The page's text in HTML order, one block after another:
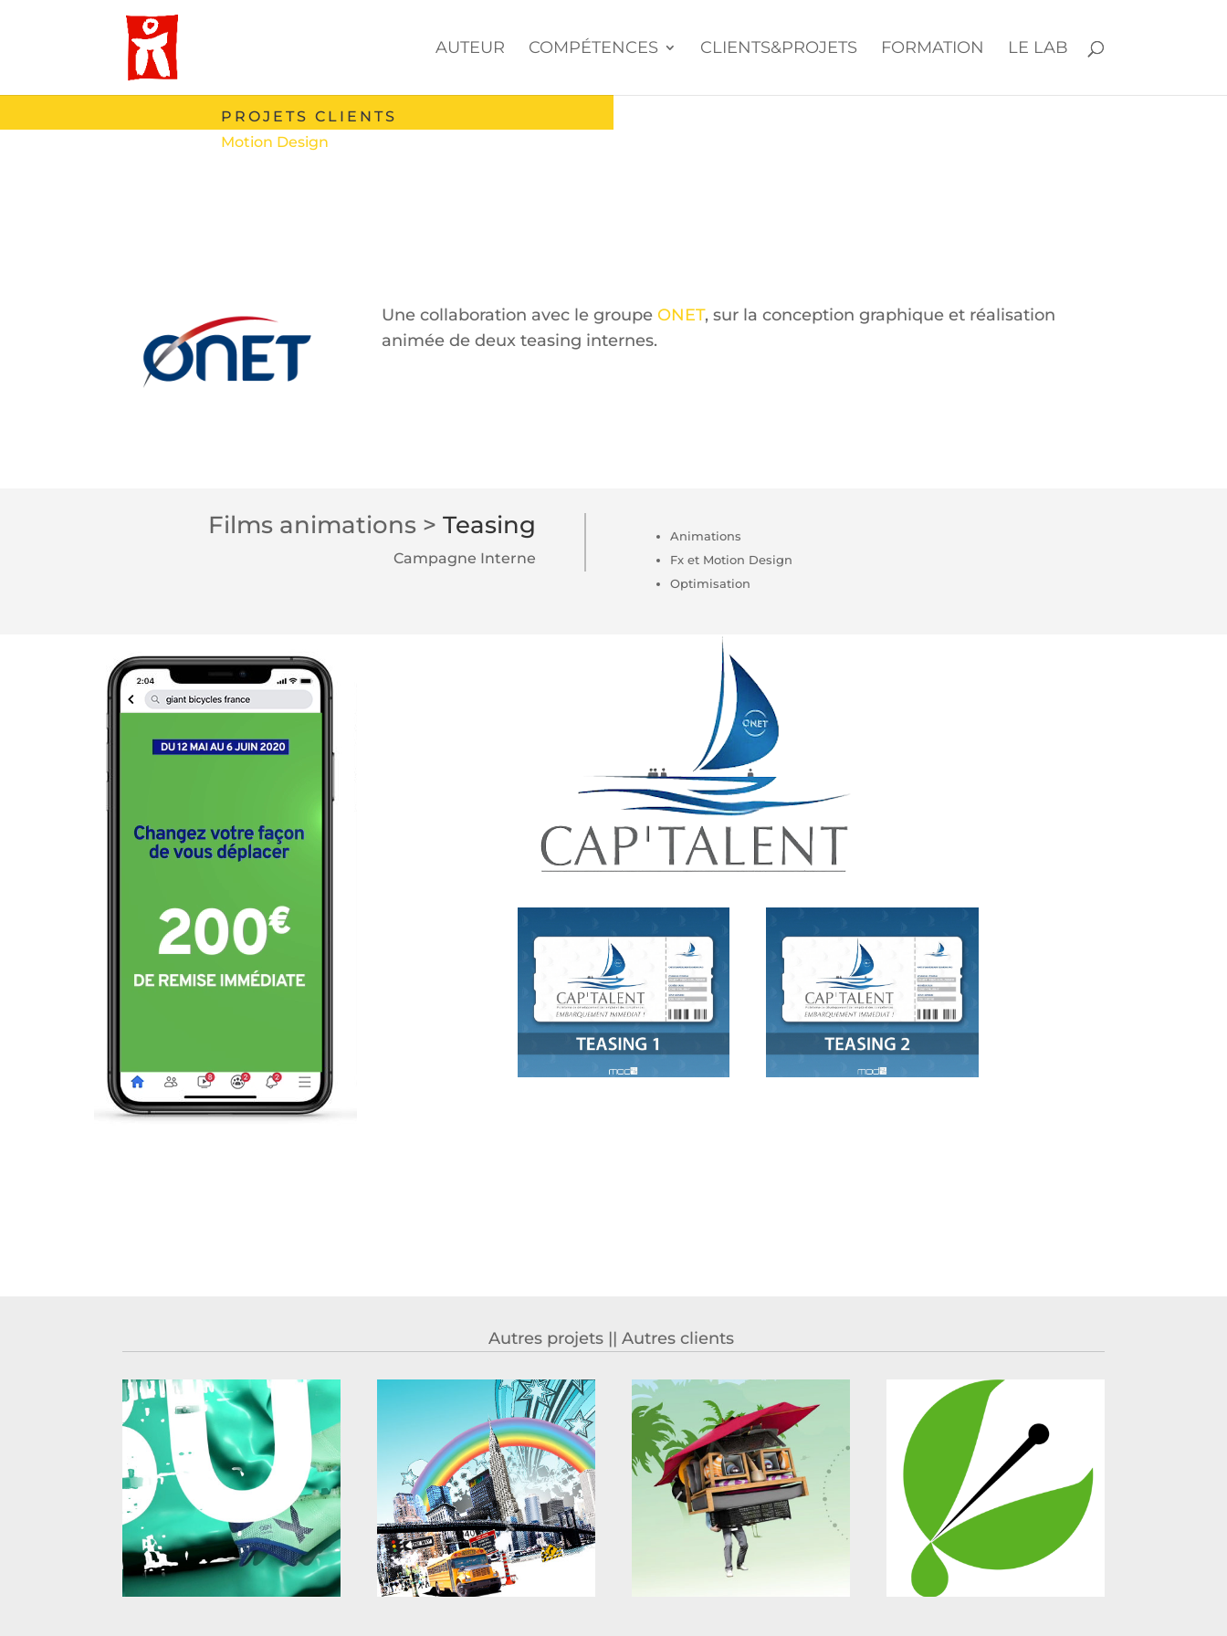
AUTEUR COMPÉTENCES CLIENTS&PROJETS FORMATION LE LAB
PROJETS CLIENTS
Motion Design
Une collaboration avec le groupe ONET, sur la conception graphique et réalisation
animée de deux teasing internes.
Films animations > Teasing
Campagne Interne
Animations
Fx et Motion Design
Optimisation
Autres projets || Autres clients